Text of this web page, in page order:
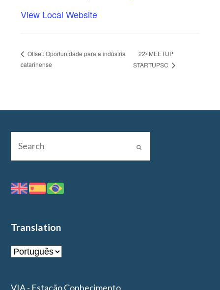
View Local Website
Offset: Oportunidade para a indústria
catarinense
22º MEETUP
STARTUPSC
Translation
VIA - Estação Conhecimento